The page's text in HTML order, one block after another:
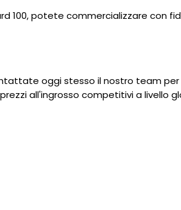
100, potete commercializzare
oggi stesso il nostro team
all'ingrosso competitivi a livello